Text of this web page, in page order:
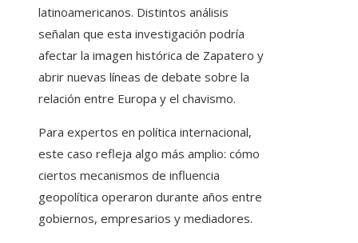
latinoamericanos. Distintos análisis
señalan que esta investigación podría
afectar la imagen histórica de Zapatero y
abrir nuevas líneas de debate sobre la
relación entre Europa y el chavismo.
Para expertos en política internacional,
este caso refleja algo más amplio: cómo
ciertos mecanismos de influencia
geopolítica operaron durante años entre
gobiernos, empresarios y mediadores.